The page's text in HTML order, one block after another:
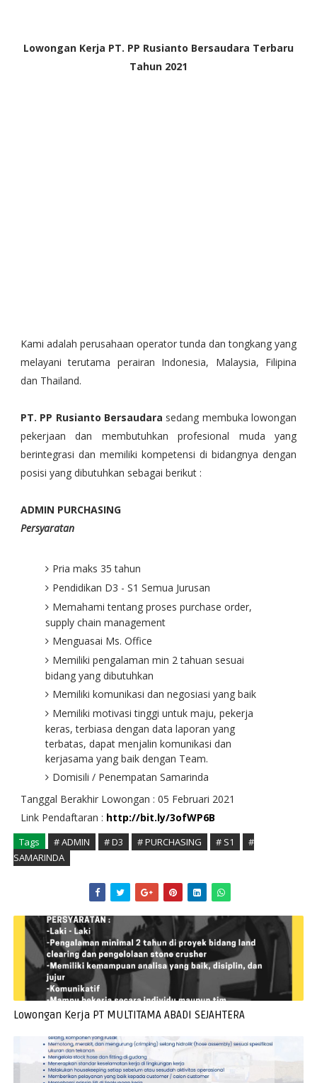
Lowongan Kerja PT. PP Rusianto Bersaudara Terbaru
Tahun 2021
Kami adalah perusahaan operator tunda dan tongkang yang
melayani terutama perairan Indonesia, Malaysia, Filipina
dan Thailand.
PT. PP Rusianto Bersaudara sedang membuka lowongan
pekerjaan dan membutuhkan profesional muda yang
berintegrasi dan memiliki kompetensi di bidangnya dengan
posisi yang dibutuhkan sebagai berikut :
ADMIN PURCHASING
Persyaratan
Pria maks 35 tahun
Pendidikan D3 - S1 Semua Jurusan
Memahami tentang proses purchase order,
supply chain management
Menguasai Ms. Office
Memiliki pengalaman min 2 tahuan sesuai
bidang yang dibutuhkan
Memiliki komunikasi dan negosiasi yang baik
Memiliki motivasi tinggi untuk maju, pekerja
keras, terbiasa dengan data laporan yang
terbatas, dapat menjalin komunikasi dan
kerjasama yang baik dengan Team.
Domisili / Penempatan Samarinda
Tanggal Berakhir Lowongan : 05 Februari 2021
Link Pendaftaran : http://bit.ly/3ofWP6B
Tags # ADMIN # D3 # PURCHASING # S1
#
SAMARINDA
Lowongan Kerja PT MULTITAMA ABADI SEJAHTERA